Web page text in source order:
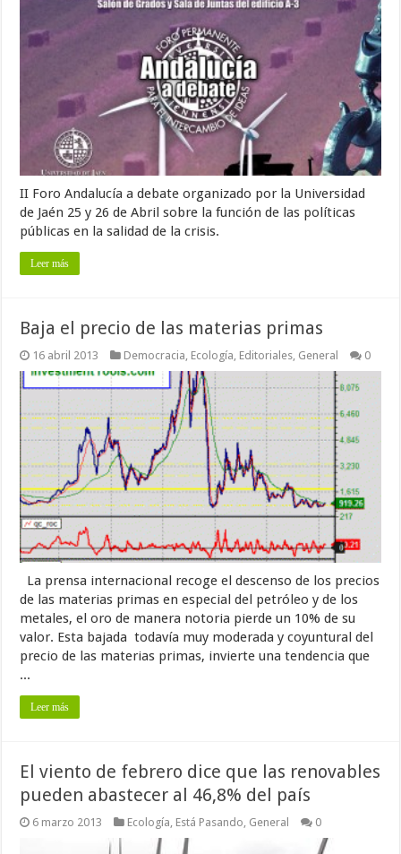
II Foro Andalucía a debate organizado por la Universidad
de Jaén 25 y 26 de Abril sobre la función de las políticas
públicas en la salidad de la crisis.
Leer más
Baja el precio de las materias primas
16 abril 2013 Democracia Ecología Editoriales General 0
La prensa internacional recoge el descenso de los precios
de las materias primas en especial del petróleo y de los
metales, el oro de manera notoria pierde un 10% de su
valor. Esta bajada todavía muy moderada y coyuntural del
precio de las materias primas, invierte una tendencia que
...
Leer más
El viento de febrero dice que las renovables
pueden abastecer al 46,8% del país
6 marzo 2013 Ecología, Está Pasando, General 0